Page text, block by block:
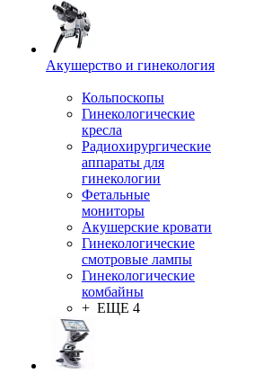
Акушерство и гинекология
Кольпоскопы
Гинекологические
кресла
Радиохирургические
аппараты для
гинекологии
Фетальные
мониторы
Акушерские кровати
Гинекологические
смотровые лампы
Гинекологические
комбайны
+ ЕЩЕ 4